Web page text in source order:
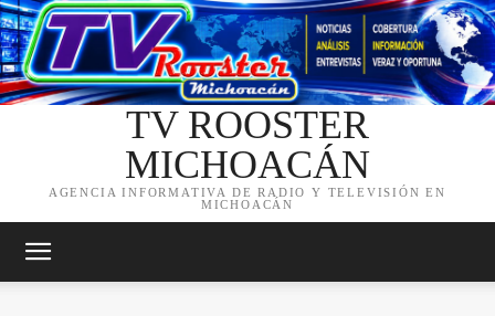
TV ROOSTER
MICHOACÁN
AGENCIA INFORMATIVA DE RADIO Y TELEVISIÓN EN
MICHOACÁN